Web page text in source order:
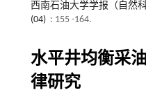
西南石油大学学报（自然科
(04) : 155 -164.
水平井均衡采
律研究